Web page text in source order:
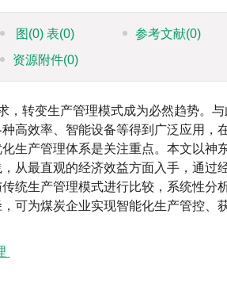
图 (0)表(0) 参考文献(0)
资源附件(0)
，转变生产管理模式成为必然趋势。与
高效率、智能设备等得到广泛应用，
生产管理体系是关注重点。本文以神
从最直观的经济效益方面入手，通过
统生产管理模式进行比较，系统性分
可为煤炭企业实现智能化生产管控、